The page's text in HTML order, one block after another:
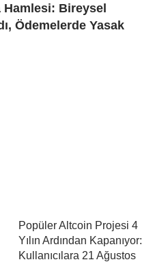
Hamlesi: Bireysel
Ödemelerde Yasak
Popüler Altcoin Projesi 4
Yılın Ardından Kapanıyor:
Kullanıcılara 21 Ağustos